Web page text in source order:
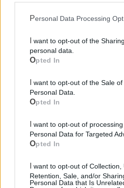
Personal Data Processing
personal data.
Opted In
Personal Data.
Opted In
Personal Data for Targeted
Opted In
Retention, Sale, and/or
Personal Data that Is
Cia Agricoltori Italiani |
Mari